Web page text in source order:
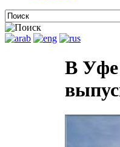
В Уфе